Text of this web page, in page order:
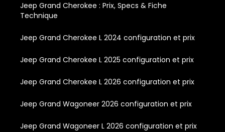
Jeep Grand Cherokee : Prix, Specs & Fiche
Technique
Jeep Grand Cherokee L 2024 configuration et prix
Jeep Grand Cherokee L 2025 configuration et prix
Jeep Grand Cherokee L 2026 configuration et prix
Jeep Grand Wagoneer 2026 configuration et prix
Jeep Grand Wagoneer L 2026 configuration et prix